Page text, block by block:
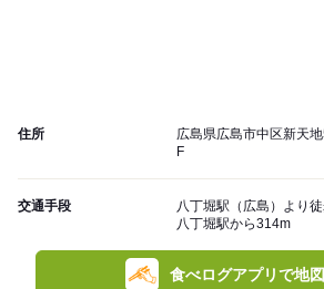
住所
広島県広島市中区新天
F
交通手段
八丁堀駅（広島）より
八丁堀駅から314m
食べログアプリで地